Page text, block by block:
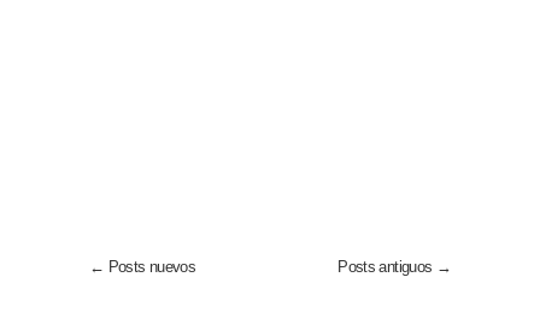
← Posts nuevos Posts antiguos →